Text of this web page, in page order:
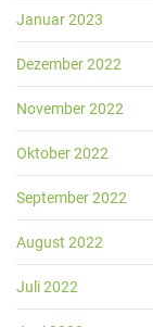
Januar 2023
Dezember 2022
November 2022
Oktober 2022
September 2022
August 2022
Juli 2022